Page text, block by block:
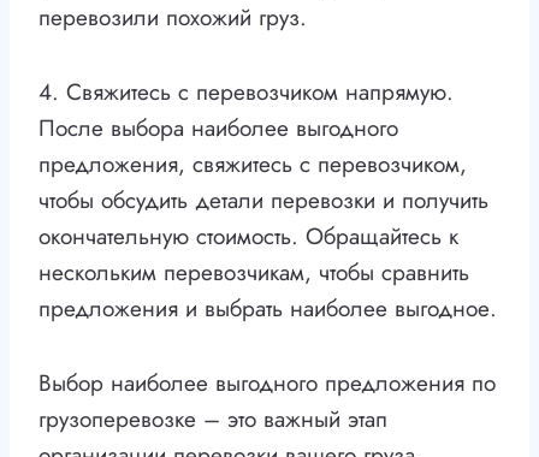
перевозили похожий груз.
4. Свяжитесь с перевозчиком напрямую.
После выбора наиболее выгодного
предложения, свяжитесь с перевозчиком,
чтобы обсудить детали перевозки и получить
окончательную стоимость. Обращайтесь к
нескольким перевозчикам, чтобы сравнить
предложения и выбрать наиболее выгодное.
Выбор наиболее выгодного предложения по
грузоперевозке – это важный этап